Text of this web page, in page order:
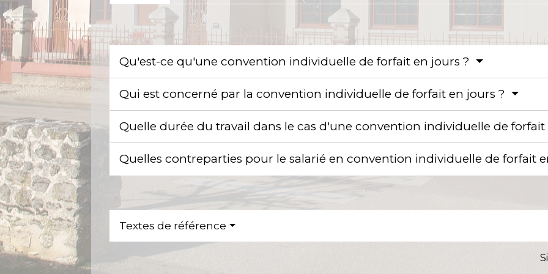
Qu'est-ce qu'une convention individuelle de forfait en jours ?
Qui est concerné par la convention individuelle de forfait en jours ?
Quelle durée du travail dans le cas d'une convention individuelle de forfait
Quelles contreparties pour le salarié en convention individuelle de forfait
Textes de référence